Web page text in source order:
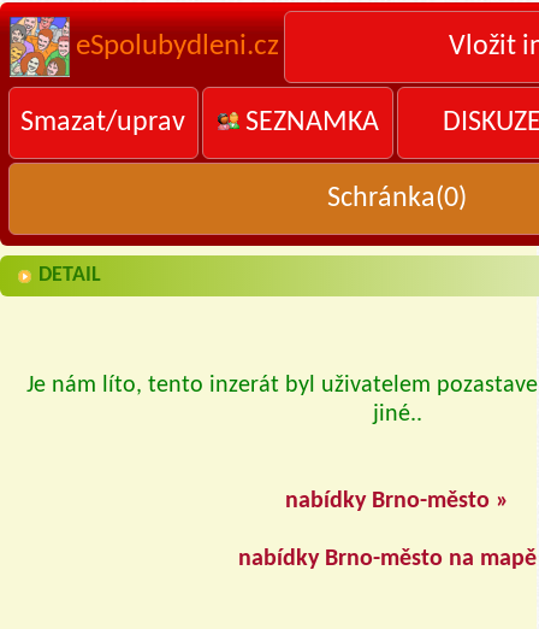
eSpolubydleni.cz Vložit
Smazat/uprav SEZNAMKA
Schránka(0)
DETAIL
Je nám líto, tento inzerát byl uživatelem
jiné..
nabídky Brno-město »
nabídky Brno-město na